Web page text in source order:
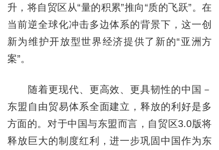
升，将自贸区从“量的积累”推向“质的飞跃”。在
当前逆全球化冲击多边体系的背景下，这一创
新为维护开放型世界经济提供了新的“亚洲方
案”。
随着更现代、更高效、更具韧性的中国－
东盟自由贸易体系全面建立，释放的利好是多
方面的。对于中国与东盟而言，自贸区3.0版将
释放巨大的制度红利，进一步巩固中国作为东